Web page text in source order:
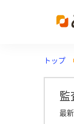
トップ
監
最